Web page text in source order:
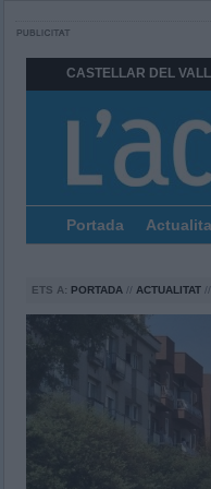
CASTELLAR DEL
Portada
ETS A: PORTADA // ACTUALITAT //